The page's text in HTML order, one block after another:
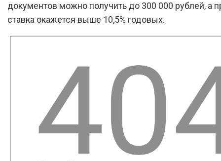
документов можно получить до 300 000 рублей, а
ставка окажется выше 10,5% годовых.